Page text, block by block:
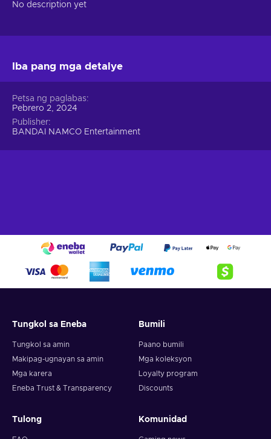
No description yet
Iba pang mga detalye
Petsa ng paglabas
Pebrero 2, 2024
Publisher
BANDAI NAMCO Entertainment
Tungkol sa Eneba
Tungkol sa amin
Makipag-ugnayan sa amin
Mga karera
Eneba Trust & Transparency
Bumili
Paano bumili
Mga koleksyon
Loyalty program
Discounts
Tulong Komunidad